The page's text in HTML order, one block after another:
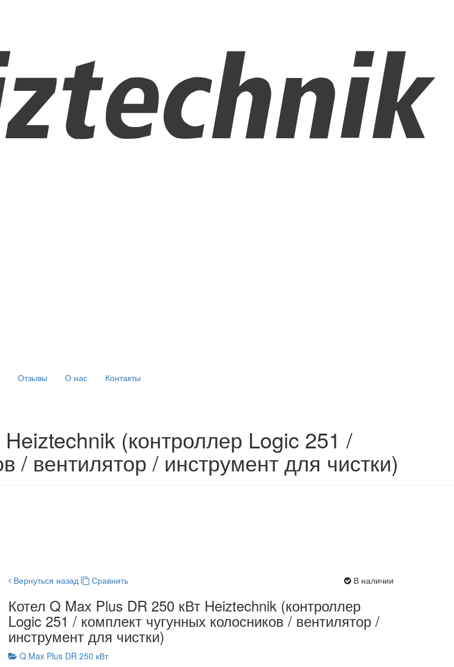
Отзывы О нас Контакты
(контроллер Logic 251 /
/ вентилятор / инструмент для чистки)
Вернуться назад Сравнить В наличии
Котел Q Max Plus DR 250 кВт Heiztechnik (контроллер
Logic 251 / комплект чугунных колосников / вентилятор /
инструмент для чистки)
Q Max Plus DR 250 кВт